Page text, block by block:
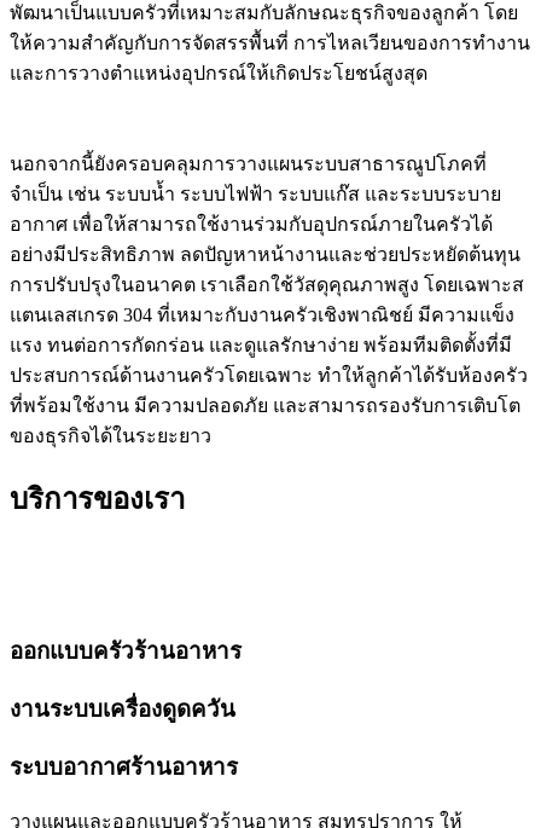
พัฒนาเป็นแบบครัวที่เหมาะสมกับลักษณะธุรกิจของลูกค้า โดย
ให้ความสำคัญกับการจัดสรรพื้นที่ การไหลเวียนของการทำงาน
และการวางตำแหน่งอุปกรณ์ให้เกิดประโยชน์สูงสุด
นอกจากนี้ยังครอบคลุมการวางแผนระบบสาธารณูปโภคที่
จำเป็น เช่น ระบบน้ำ ระบบไฟฟ้า ระบบแก๊ส และระบบระบาย
อากาศ เพื่อให้สามารถใช้งานร่วมกับอุปกรณ์ภายในครัวได้
อย่างมีประสิทธิภาพ ลดปัญหาหน้างานและช่วยประหยัดต้นทุน
การปรับปรุงในอนาคต เราเลือกใช้วัสดุคุณภาพสูง โดยเฉพาะส
แตนเลสเกรด 304 ที่เหมาะกับงานครัวเชิงพาณิชย์ มีความแข็ง
แรง ทนต่อการกัดกร่อน และดูแลรักษาง่าย พร้อมทีมติดตั้งที่มี
ประสบการณ์ด้านงานครัวโดยเฉพาะ ทำให้ลูกค้าได้รับห้องครัว
ที่พร้อมใช้งาน มีความปลอดภัย และสามารถรองรับการเติบโต
ของธุรกิจได้ในระยะยาว
บริการของเรา
ออกแบบครัวร้านอาหาร
งานระบบเครื่องดูดควัน
ระบบอากาศร้านอาหาร
วางแผนและออกแบบครัวร้านอาหาร สมุทรปราการ ให้